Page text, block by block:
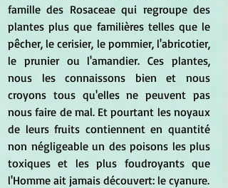
famille des Rosaceae qui regroupe des
plantes plus que familières telles que le
pêcher, le cerisier, le pommier, l'abricotier,
le prunier ou l'amandier. Ces plantes,
nous les connaissons bien et nous
croyons tous qu'elles ne peuvent pas
nous faire de mal. Et pourtant les noyaux
de leurs fruits contiennent en quantité
non négligeable un des poisons les plus
toxiques et les plus foudroyants que
l'Homme ait jamais découvert: le cyanure.